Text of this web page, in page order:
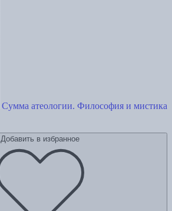
Сумма атеологии. Философия и мистика
Добавить в избранное